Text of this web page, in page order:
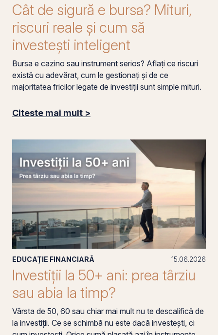
Cât de sigură e bursa? Mituri,
riscuri reale și cum să
investești inteligent
Bursa e cazino sau instrument serios? Aflați ce riscuri
există cu adevărat, cum le gestionați și de ce
majoritatea fricilor legate de investiții sunt simple mituri.
Citeste mai mult >
EDUCAȚIE FINANCIARĂ 15.06.2026
Investiții la 50+ ani: prea târziu
sau abia la timp?
Vârsta de 50, 60 sau chiar mai mult nu te descalifică de
la investiții. Ce se schimbă nu este dacă investești, ci